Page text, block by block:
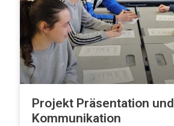
Projekt Präsentation und
Kommunikation